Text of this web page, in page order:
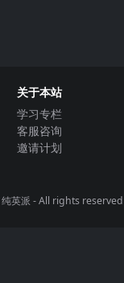
关于本站
学习专栏
客服咨询
邀请计划
纯英派 - All rights reserved